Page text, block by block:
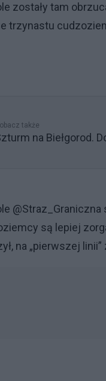
zostały tam
trzynastu
także
na Biełgorod.
są lepiej
na „pierwszej